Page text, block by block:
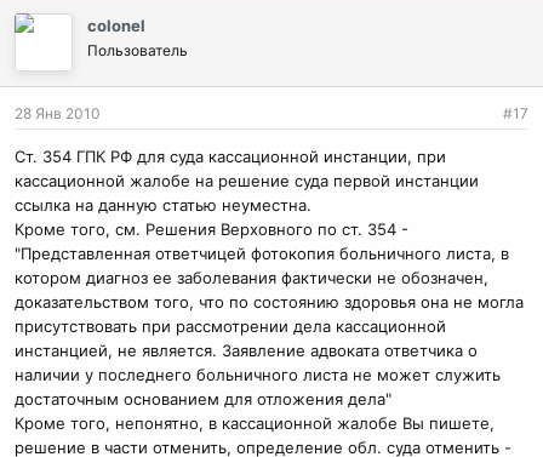
colonel
Пользователь
28 Янв 2010 #17
Ст. 354 ГПК РФ для суда кассационной инстанции, при
кассационной жалобе на решение суда первой инстанции
ссылка на данную статью неуместна.
Кроме того, см. Решения Верховного по ст. 354 -
"Представленная ответчицей фотокопия больничного листа, в
котором диагноз ее заболевания фактически не обозначен,
доказательством того, что по состоянию здоровья она не могла
присутствовать при рассмотрении дела кассационной
инстанцией, не является. Заявление адвоката ответчика о
наличии у последнего больничного листа не может служить
достаточным основанием для отложения дела"
Кроме того, непонятно, в кассационной жалобе Вы пишете,
решение в части отменить, определение обл. суда отменить -